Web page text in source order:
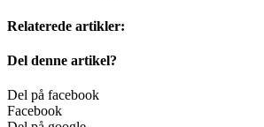
Relaterede artikler:
Del denne artikel?
Del på facebook
Facebook